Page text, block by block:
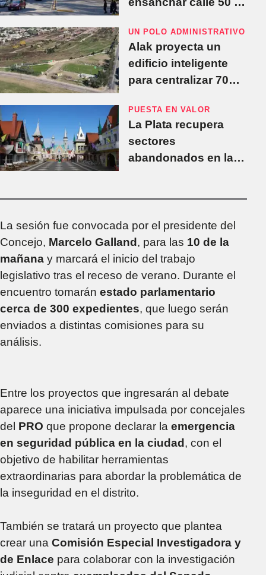
noche
UN POLO ADMINISTRATIVO
Alak proyecta un
edificio inteligente
para centralizar 70
PUESTA EN VALOR
La Plata recupera
sectores
abandonados en la
La sesión fue convocada por el presidente del
Concejo, Marcelo Galland , para las 10 de la
mañana y marcará el inicio del trabajo
legislativo tras el receso de verano. Durante el
encuentro tomarán estado parlamentario
cerca de 300 expedientes, que luego serán
enviados a distintas comisiones para su
análisis.
Entre los proyectos que ingresarán al debate
aparece una iniciativa impulsada por concejales
del PRO que propone declarar la emergencia
en seguridad pública en la ciudad , con el
objetivo de habilitar herramientas
extraordinarias para abordar la problemática de
la inseguridad en el distrito.
También se tratará un proyecto que plantea
crear una Comisión Especial Investigadora y
de Enlace para colaborar con la investigación